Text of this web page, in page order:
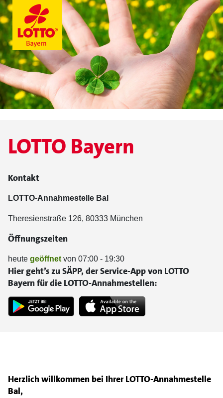
Herzlich willkommen bei Ihrer LOTTO-Annahmestelle
Bal,
LOTTO Bayern
Kontakt
LOTTO-Annahmestelle Bal
Theresienstraße 126, 80333 München
Öffnungszeiten
heute geöffnet von 07:00 - 19:30
Hier geht’s zu SÄPP, der Service-App von LOTTO
Bayern für die LOTTO-Annahmestellen: